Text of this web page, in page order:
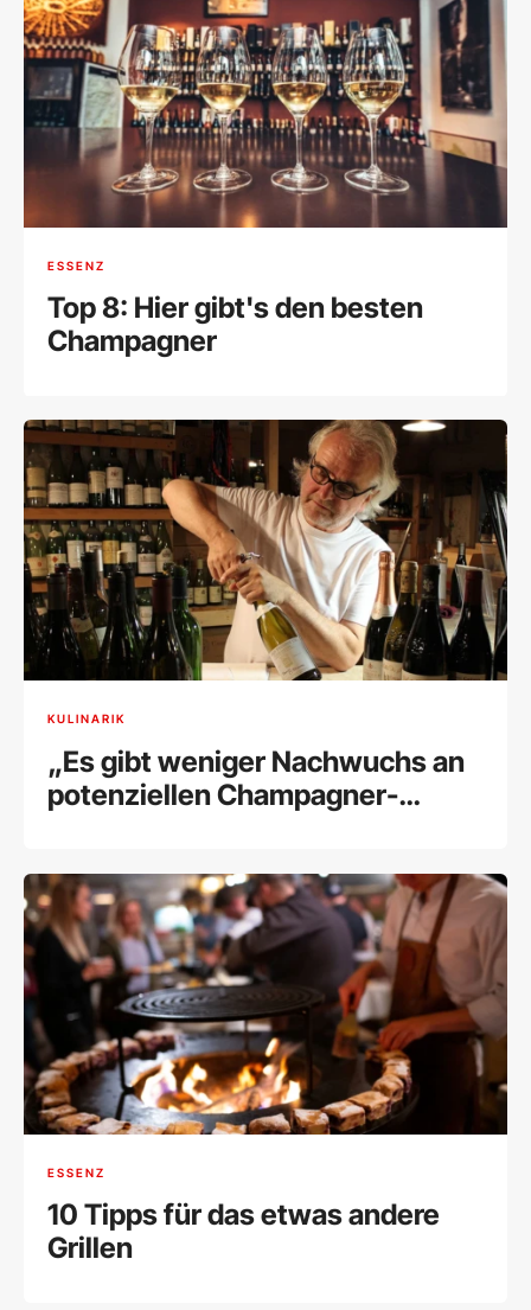
ESSENZ
Top 8: Hier gibt's den besten
Champagner
KULINARIK
„Es gibt weniger Nachwuchs an
potenziellen Champagner-
ESSENZ
10 Tipps für das etwas andere
Grillen